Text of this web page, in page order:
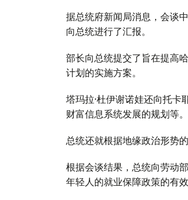
据总统府新闻局消息，会谈
向总统进行了汇报。
部长向总统提交了旨在提高
计划的实施方案。
塔玛拉·杜伊谢诺娃还向托
财富信息系统发展的规划等。
总统还就根据地缘政治形势
根据会谈结果，总统向劳动
年轻人的就业保障政策的有